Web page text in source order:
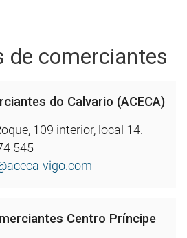
de comerciantes
do Calvario (ACECA)
109 interior, local 14.
545
vigo.com
Centro Príncipe